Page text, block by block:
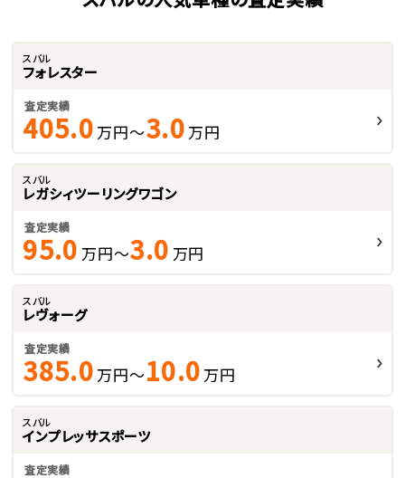
スバル
フォレスター
査定実績
405.0 万円～3.0 万円
スバル
レガシィツーリングワゴン
査定実績
95.0 万円～3.0 万円
スバル
レヴォーグ
査定実績
385.0 万円～10.0 万円
スバル
インプレッサスポーツ
査定実績